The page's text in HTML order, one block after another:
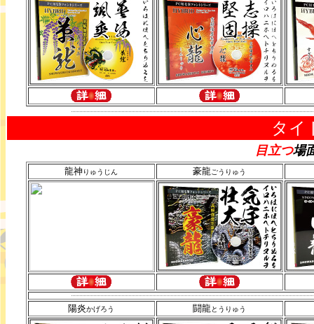
タイ
目立つ場
龍神りゅうじん 豪龍ごうりゅう
陽炎かげろう 闘龍とうりゅう